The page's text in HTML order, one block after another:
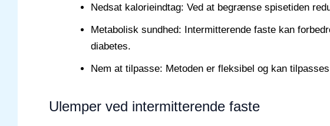
Nedsat kalorieindtag: Ved at begrænse spisetiden
Metabolisk sundhed: Intermitterende faste kan
diabetes.
Nem at tilpasse: Metoden er fleksibel og kan
Ulemper ved intermitterende faste